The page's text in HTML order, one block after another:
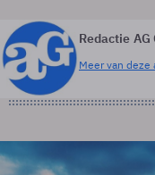
Redactie AG
Meer van deze